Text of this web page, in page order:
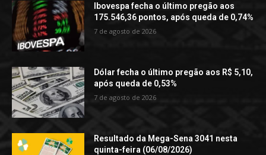
Ibovespa fecha o último pregão aos
175.546,36 pontos, após queda de 0,74%
7 de agosto de 2026
Dólar fecha o último pregão aos R$ 5,10,
após queda de 0,53%
7 de agosto de 2026
Resultado da Mega-Sena 3041 nesta
quinta-feira (06/08/2026)